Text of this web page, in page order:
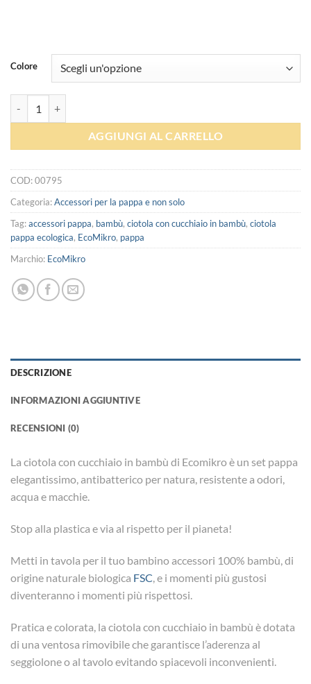
Colore
AGGIUNGI AL CARRELLO
COD:00795
Categoria:Accessori per la pappa e non solo
Tag:accessori pappa, bambù, ciotola con cucchiaio in bambù, ciotola
pappa ecologica, EcoMikro, pappa
Marchio: EcoMikro
DESCRIZIONE
INFORMAZIONI AGGIUNTIVE
RECENSIONI (0)
La ciotola con cucchiaio in bambù di Ecomikro è un set pappa
elegantissimo, antibatterico per natura, resistente a odori,
acqua e macchie.
Stop alla plastica e via al rispetto per il pianeta!
Metti in tavola per il tuo bambino accessori 100% bambù, di
origine naturale biologica FSC, e i momenti più gustosi
diventeranno i momenti più rispettosi.
Pratica e colorata, la ciotola con cucchiaio in bambù è dotata
di una ventosa rimovibile che garantisce l’aderenza al
seggiolone o al tavolo evitando spiacevoli inconvenienti.